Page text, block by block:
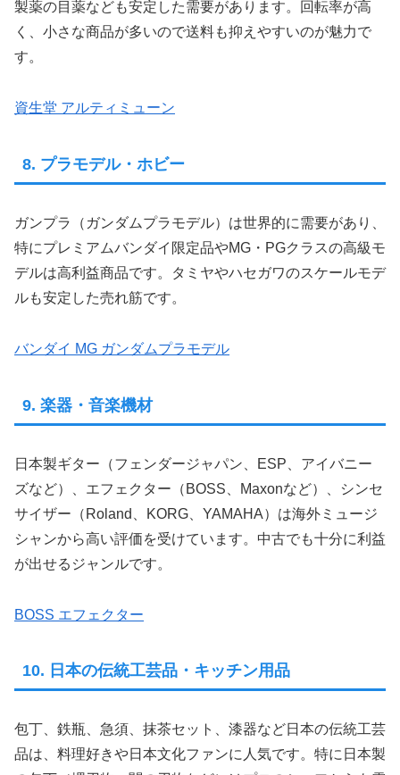
製薬の目薬なども安定した需要があります。回転率が高
く、小さな商品が多いので送料も抑えやすいのが魅力で
す。
資生堂 アルティミューン
8. プラモデル・ホビー
ガンプラ（ガンダムプラモデル）は世界的に需要があり、
特にプレミアムバンダイ限定品やMG・PGクラスの高級モ
デルは高利益商品です。タミヤやハセガワのスケールモデ
ルも安定した売れ筋です。
バンダイ MG ガンダムプラモデル
9. 楽器・音楽機材
日本製ギター（フェンダージャパン、ESP、アイバニー
ズなど）、エフェクター（BOSS、Maxonなど）、シンセ
サイザー（Roland、KORG、YAMAHA）は海外ミュージ
シャンから高い評価を受けています。中古でも十分に利益
が出せるジャンルです。
BOSS エフェクター
10. 日本の伝統工芸品・キッチン用品
包丁、鉄瓶、急須、抹茶セット、漆器など日本の伝統工芸
品は、料理好きや日本文化ファンに人気です。特に日本製